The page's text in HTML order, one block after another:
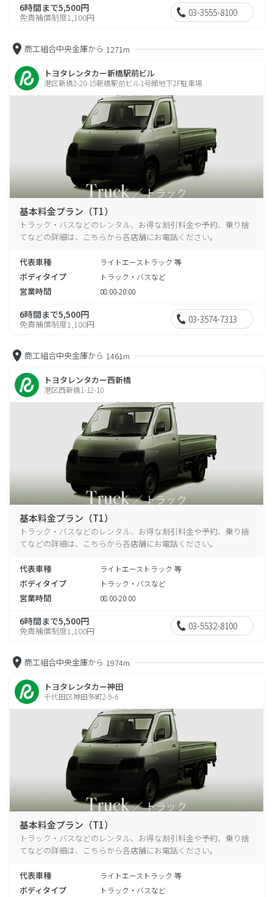
6時間まで5,500円
免責補償制度1,100円 03-3555-8100
商工組合中央金庫から 1271m
トヨタレンタカー新橋駅前ビル
港区新橋2-20-15新橋駅前ビル1号館地下2F駐車場
基本料金プラン（T1）
トラック・バスなどのレンタル、お得な割引料金や予約、乗り捨
てなどの詳細は、こちらから各店舗にお電話ください。
代表車種 ライトエーストラック 等
ボディタイプ トラック・バスなど
営業時間 08:00-20:00
6時間まで5,500円
免責補償制度1,100円 03-3574-7313
商工組合中央金庫から 1461m
トヨタレンタカー西新橋
港区西新橋1-12-10
基本料金プラン（T1）
トラック・バスなどのレンタル、お得な割引料金や予約、乗り捨
てなどの詳細は、こちらから各店舗にお電話ください。
代表車種 ライトエーストラック 等
ボディタイプ トラック・バスなど
営業時間 08:00-20:00
6時間まで5,500円
免責補償制度1,100円 03-5532-8100
商工組合中央金庫から 1974m
トヨタレンタカー神田
千代田区神田多町2-9-6
基本料金プラン（T1）
トラック・バスなどのレンタル、お得な割引料金や予約、乗り捨
てなどの詳細は、こちらから各店舗にお電話ください。
代表車種 ライトエーストラック 等
ボディタイプ トラック・バスなど